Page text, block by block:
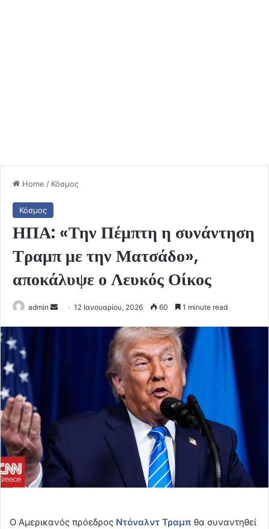
Home / Κόσμος
Κόσμος
ΗΠΑ: «Την Πέμπτη η συνάντηση
Τραμπ με την Ματσάδο»,
αποκάλυψε ο Λευκός Οίκος
admin
Send12 Ιανουαρίου, 2026 60 1 minute read
Ο Αμερικανός πρόεδρος Ντόναλντ Τραμπ θα συναντηθεί